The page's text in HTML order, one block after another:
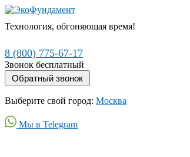
Технология, обгоняющая время!
8 (800) 775-67-17
Звонок бесплатный
Выберите свой город: Москва
Мы в Telegram